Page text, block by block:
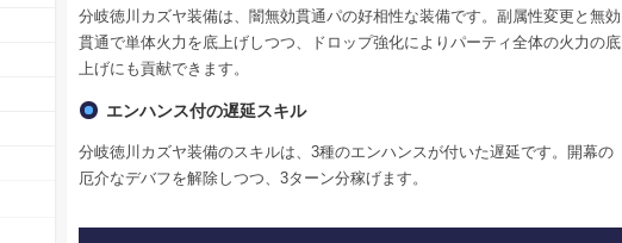
分岐徳川カズヤ装備は、闇無効貫通パの好相性な装備です。副属性変更と無効
貫通で単体火力を底上げしつつ、ドロップ強化によりパーティ全体の火力の底
上げにも貢献できます。
エンハンス付の遅延スキル
分岐徳川カズヤ装備のスキルは、3種のエンハンスが付いた遅延です。開幕の
厄介なデバフを解除しつつ、3ターン分稼げます。